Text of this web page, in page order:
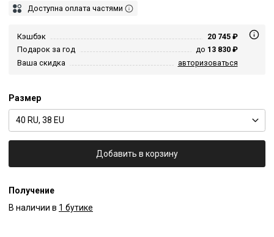
Доступна оплата частями
Кэшбэк
20 745 ₽
Подарок за год
до 13 830 ₽
Ваша скидка
авторизоваться
Размер
40 RU, 38 EU
Добавить в корзину
Получение
В наличии в 1 бутике